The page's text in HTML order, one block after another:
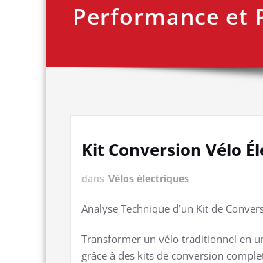
Performance et
Kit Conversion Vélo
dans Vélos électriques
Analyse Technique d’un Kit de
Transformer un vélo traditionnel en
grâce à des kits de conversion